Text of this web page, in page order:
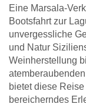
Eine Marsala-
Bootsfahrt zur
unvergessliche
und Natur
Weinherstellung
bietet diese
bereicherndes